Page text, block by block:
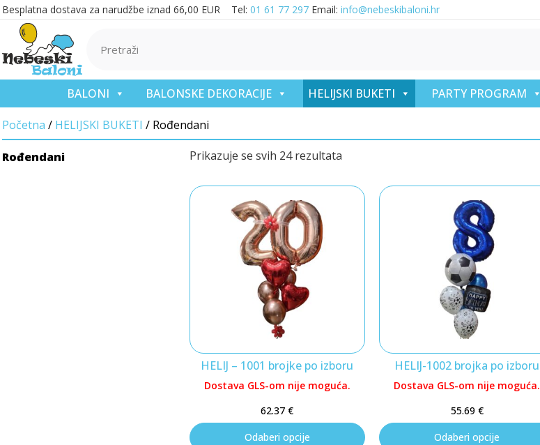
Besplatna dostava za narudžbe iznad 66,00 EUR Tel: 01 61 77 297 Email: info@nebeskibaloni.hr
BALONI BALONSKE DEKORACIJE HELIJSKI BUKETI PARTY PROGRAM
Početna / HELIJSKI BUKETI / Rođendani
Rođendani Prikazuje se svih 24 rezultata
HELIJ – 1001 brojke po izboru
Dostava GLS-om nije moguća.
62.37€
Odaberi opcije
HELIJ-1002 brojka po izboru
Dostava GLS-om nije moguća.
55.69 €
Odaberi opcije